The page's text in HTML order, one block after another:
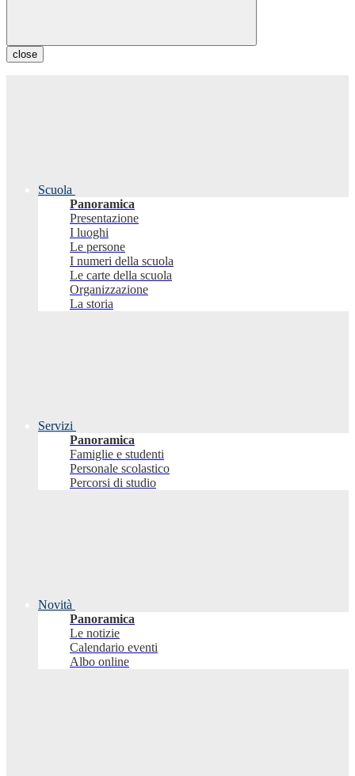
close
Scuola
Panoramica
Presentazione
I luoghi
Le persone
I numeri della scuola
Le carte della scuola
Organizzazione
La storia
Servizi
Panoramica
Famiglie e studenti
Personale scolastico
Percorsi di studio
Novità
Panoramica
Le notizie
Calendario eventi
Albo online